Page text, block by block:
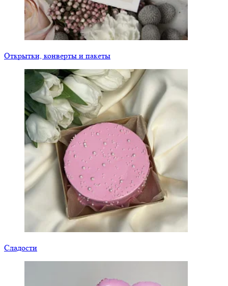
Открытки, конверты и пакеты
Сладости